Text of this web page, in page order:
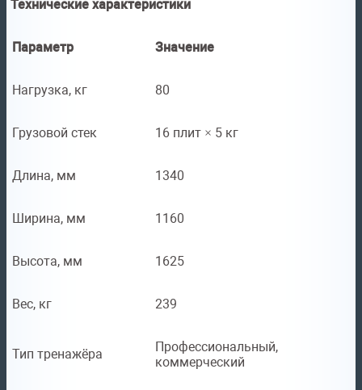
Технические характеристики
Параметр Значение
Нагрузка, кг 80
Грузовой стек 16 плит × 5 кг
Длина, мм 1340
Ширина, мм 1160
Высота, мм 1625
Вес, кг 239
Тип тренажёра
Профессиональный,
коммерческий